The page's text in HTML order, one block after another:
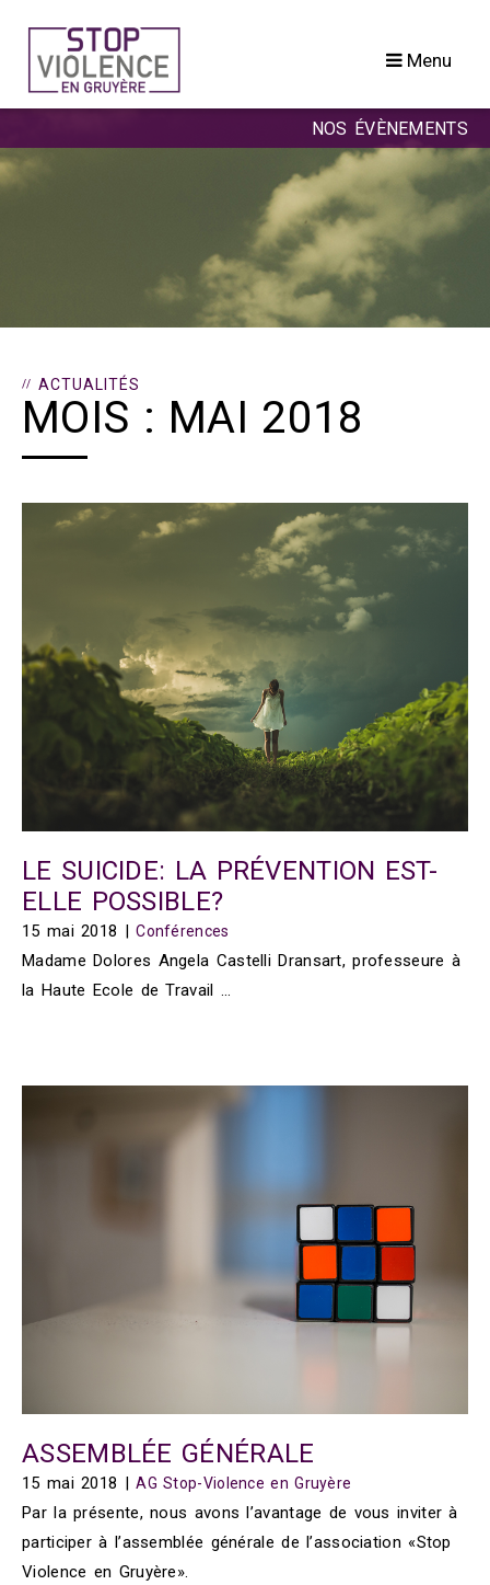
contenu
Menu
NOS ÉVÈNEMENTS
ACTUALITÉS
MOIS : MAI 2018
LE SUICIDE: LA PRÉVENTION EST-
ELLE POSSIBLE?
15 mai 2018 |Conférences
Madame Dolores Angela Castelli Dransart, professeure à
la Haute Ecole de Travail …
ASSEMBLÉE GÉNÉRALE
15 mai 2018 |AG Stop-Violence en Gruyère
Par la présente, nous avons l’avantage de vous inviter à
participer à l’assemblée générale de l’association «Stop
Violence en Gruyère».